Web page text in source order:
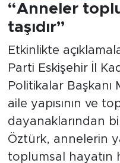
“Anneler
taşıdır”
Etkinlikte
Parti Eskişehir İl
Politikalar
aile yapısının ve
dayanaklarından
Öztürk, annelerin
toplumsal hayatın